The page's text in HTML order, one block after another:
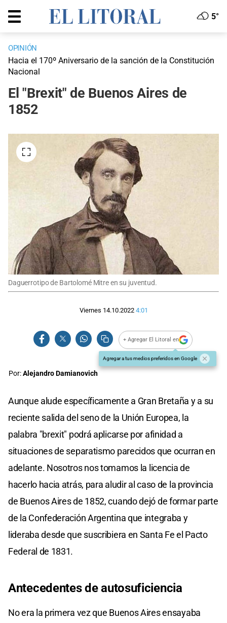
5°
OPINIÓN
Hacia el 170º Aniversario de la sanción de la Constitución
Nacional
El "Brexit" de Buenos Aires de
1852
Daguerrotipo de Bartolomé Mitre en su juventud.
Viernes 14.10.2022 4:01
+ Agregar El Litoral en
Agregar a tus medios preferidos en Google
Por:Alejandro Damianovich
Aunque alude específicamente a Gran Bretaña y a su
reciente salida del seno de la Unión Europea, la
palabra "brexit" podrá aplicarse por afinidad a
situaciones de separatismo parecidos que ocurran en
adelante. Nosotros nos tomamos la licencia de
hacerlo hacia atrás, para aludir al caso de la provincia
de Buenos Aires de 1852, cuando dejó de formar parte
de la Confederación Argentina que integraba y
lideraba desde que suscribiera en Santa Fe el Pacto
Federal de 1831.
Antecedentes de autosuficiencia
No era la primera vez que Buenos Aires ensayaba